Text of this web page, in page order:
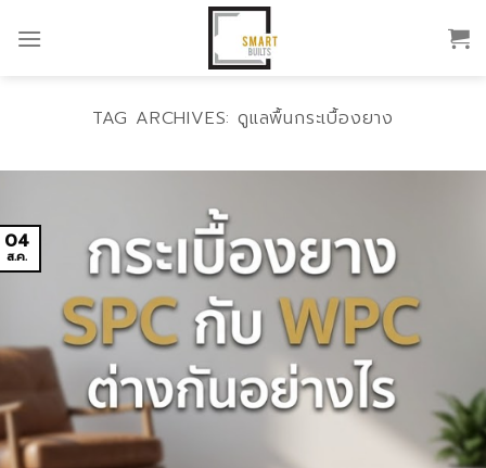
TAG ARCHIVES:ดูแลพื้นกระเบื้องยาง
04
ส.ค.